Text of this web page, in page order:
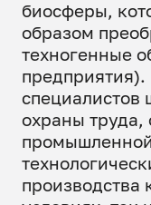
биосферы,
образом
техногенные
предприятия).
специалистов
охраны труда,
производства